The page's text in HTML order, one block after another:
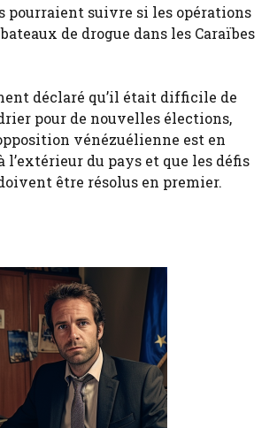
pourraient suivre si les opérations
de drogue dans les Caraïbes
déclaré qu’il était difficile de
pour de nouvelles élections,
vénézuélienne est en
l’extérieur du pays et que les défis
être résolus en premier.